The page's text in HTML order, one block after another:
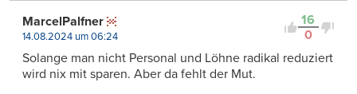
16
0
MarcelPalfner
14.08.2024 um 06:24
Solange man nicht Personal und Löhne radikal reduziert
wird nix mit sparen. Aber da fehlt der Mut.